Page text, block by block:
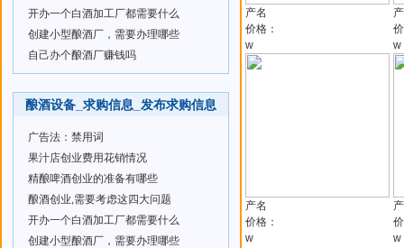
开办一个白酒加工厂都需要什么
创建小型酿酒厂，需要办理哪些
自己办个酿酒厂赚钱吗
酿酒设备_求购信息_发布求购信息
广告法：禁用词
果汁店创业费用花销情况
精酿啤酒创业的准备有哪些
酿酒创业,需要考虑这四大问题
开办一个白酒加工厂都需要什么
创建小型酿酒厂，需要办理哪些
产名
价格：
w
产名
价格：
w
w
w